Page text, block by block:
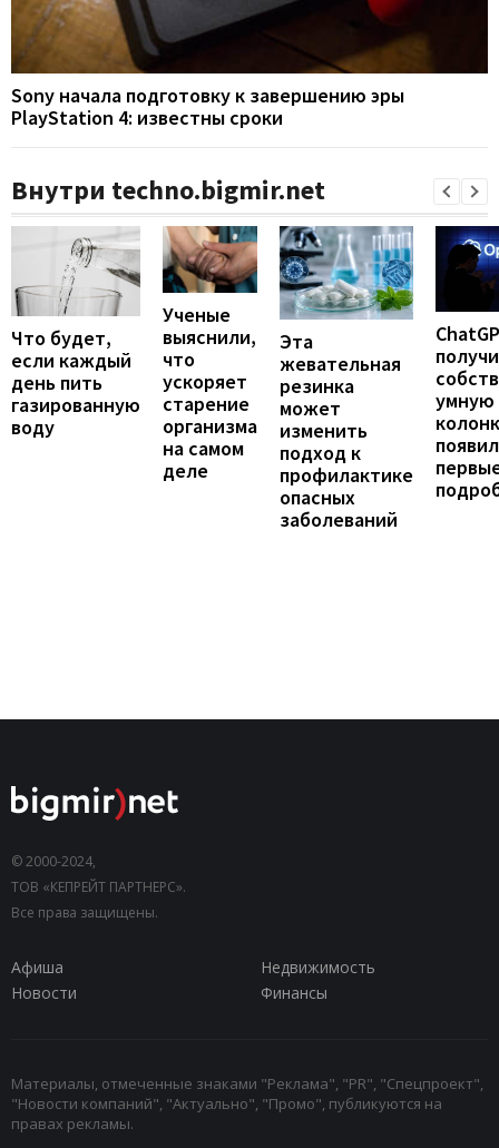
Sony начала подготовку к завершению эры
PlayStation 4: известны сроки
Внутри techno.bigmir.net
Что будет,
если каждый
день пить
газированную
воду
Ученые
выяснили,
что
ускоряет
старение
организма
на самом
деле
Эта
жевательная
резинка
может
изменить
подход к
профилактике
опасных
заболеваний
умную
© 2000-2024,
ТОВ «КЕПРЕЙТ ПАРТНЕРС».
Все права защищены.
Афиша
Недвижимость
Новости
Финансы
Материалы, отмеченные знаками "Реклама", "PR", "Спецпроект",
"Новости компаний", "Актуально", "Промо", публикуются на
правах рекламы.